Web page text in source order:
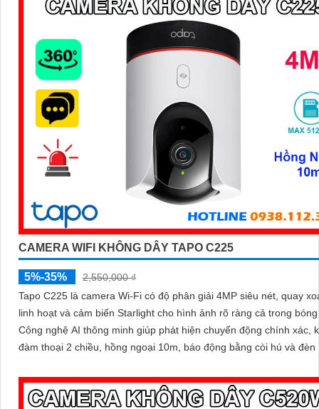
chất lượng sản phẩm tốt và hỗ trợ kỹ thuật sau bán hàng đáng tin
Khả năng chống nước và bụi: Nếu bạn sử dụng camera ngoài
chọn camera có khả năng chống nước và bụi để nâng cao an toàn
ổn định trong mọi điều kiện thời tiết.
Tùy thuộc vào nhu cầu sử dụng cụ thể của bạn, bạn nên tham
sánh các sản phẩm trên thị trường để chọn lựa camera Starlight
sáng yếu phù hợp nhất.
CAMERA WIFI KHÔNG DÂY TAPO C225
5%-35%
2,550,000 ₫
Tapo C225 là camera Wi-Fi có độ phân giải 4MP siêu nét, quay
linh hoạt và cảm biến Starlight cho hình ảnh rõ ràng cả trong
Công nghệ AI thông minh giúp phát hiện chuyển động chính xác,
đàm thoại 2 chiều, hồng ngoại 10m, báo động bằng còi hú và đèn
512GB lưu trữ lâu dài